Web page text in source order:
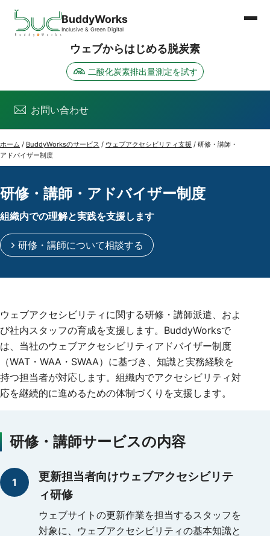
ページの先頭
本文へスキップ
BuddyWorks
Inclusive & Green Digital
ウェブからはじめる脱炭素
二酸化炭素排出量測定を試す
お問い合わせ
ホーム / BuddyWorksのサービス / ウェブアクセシビリティ支援 / 研修・講師・
アドバイザー制度
研修・講師・アドバイザー制度
組織内での理解と実践を支援します
研修・講師について相談する
ウェブアクセシビリティに関する研修・講師派遣、およ
び社内スタッフの育成を支援します。BuddyWorksで
は、当社のウェブアクセシビリティアドバイザー制度
（WAT・WAA・SWAA）に基づき、知識と実務経験を
持つ担当者が対応します。組織内でアクセシビリティ対
応を継続的に進めるための体制づくりを支援します。
研修・講師サービスの内容
更新担当者向けウェブアクセシビリテ
ィ研修
ウェブサイトの更新作業を担当するスタッフを
対象に、ウェブアクセシビリティの基本知識と